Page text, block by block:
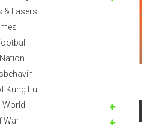
& Lasers
Kung Fu
World
War